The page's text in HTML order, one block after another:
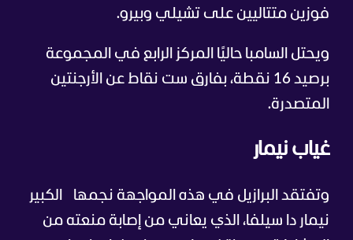
فوزين متتاليين على تشيلي وبيرو.
ويحتل السامبا حاليًا المركز الرابع في المجموعة
برصيد 16 نقطة، بفارق ست نقاط عن الأرجنتين
المتصدرة.
غياب نيمار
وتفتقد البرازيل في هذه المواجهة نجمها
الكبير
نيمار دا سيلفا، الذي يعاني من إصابة منعته من